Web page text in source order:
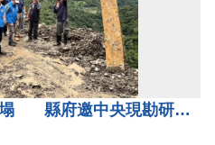
南庄301農路剛搶通又崩塌 縣府邀中央現勘研議短中長期治理方案